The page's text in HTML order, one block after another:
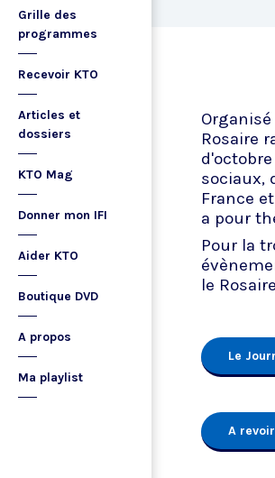
Grille des
programmes
Recevoir KTO
Articles et
dossiers
KTO Mag
Donner mon IFI
Aider KTO
Boutique DVD
A propos
Ma playlist
Rosaire
sociaux,
France
a pour
Pour la
le
Le
A